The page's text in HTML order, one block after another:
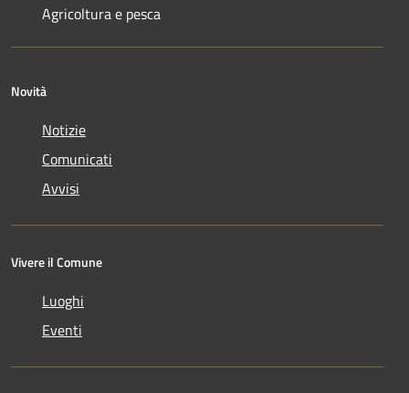
Agricoltura e pesca
Novità
Notizie
Comunicati
Avvisi
Vivere il Comune
Luoghi
Eventi